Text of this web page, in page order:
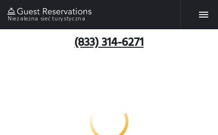
Niezależna sieć turystyczna
(833) 314-6271